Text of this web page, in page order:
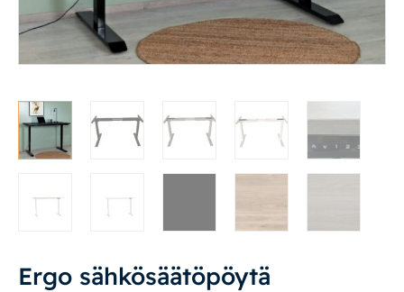
Työtuolit
Työpöydät
Matot
Ulkokalusteet
Valaisimet
Ergo sähkösäätöpöytä